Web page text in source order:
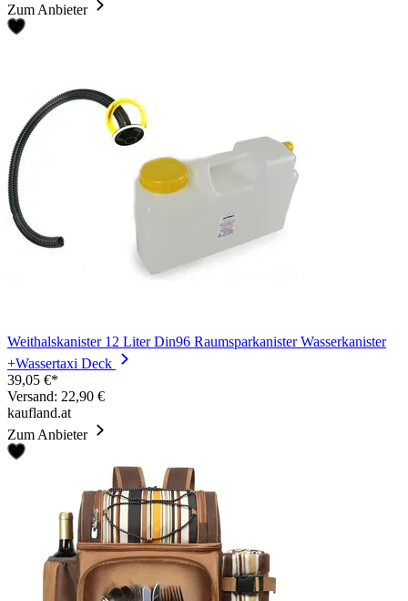
Zum Anbieter
Weithalskanister 12 Liter Din96 Raumsparkanister Wasserkanister
+Wassertaxi Deck
39,05 €*
Versand: 22,90 €
kaufland.at
Zum Anbieter